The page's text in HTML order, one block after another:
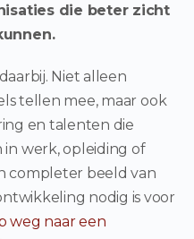
die beter zicht
Niet alleen
tellen mee, maar ook
en talenten die
werk, opleiding of
completer beeld van
nodig is voor
weg naar een